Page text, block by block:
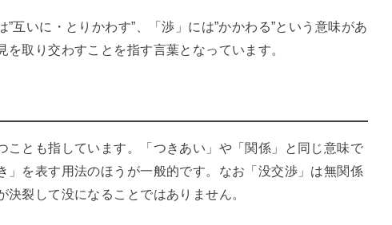
互いに・とりかわす”、「渉」には”かかわる”という意味があ
取り交わすことを指す言葉となっています。
ことも指しています。「つきあい」や「関係」と同じ意味で
」を表す用法のほうが一般的です。なお「没交渉」は無関係
裂して没になることではありません。